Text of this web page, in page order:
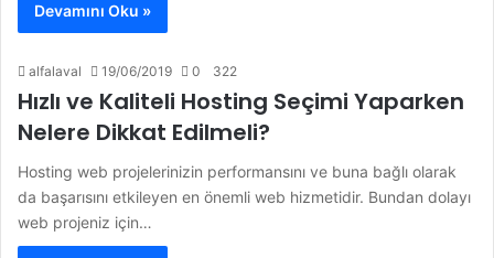
Devamını Oku »
alfalaval 19/06/2019 0 322
Hızlı ve Kaliteli Hosting Seçimi Yaparken
Nelere Dikkat Edilmeli?
Hosting web projelerinizin performansını ve buna bağlı olarak
da başarısını etkileyen en önemli web hizmetidir. Bundan dolayı
web projeniz için…